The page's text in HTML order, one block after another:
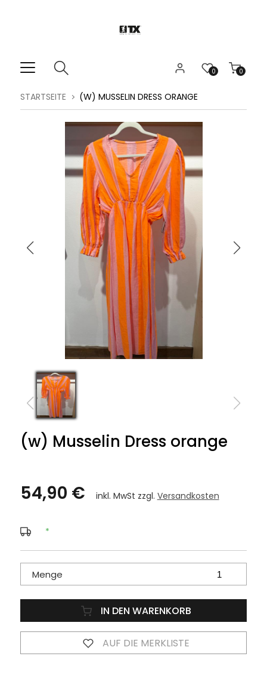
0
0
STARTSEITE (W) MUSSELIN DRESS ORANGE
(w) Musselin Dress orange
54,90 € inkl. MwSt zzgl. Versandkosten
*
Menge
IN DEN WARENKORB
AUF DIE MERKLISTE